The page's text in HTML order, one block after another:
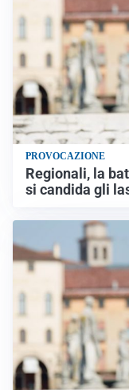
PROVOCAZIONE
Regionali, la
si candida gli